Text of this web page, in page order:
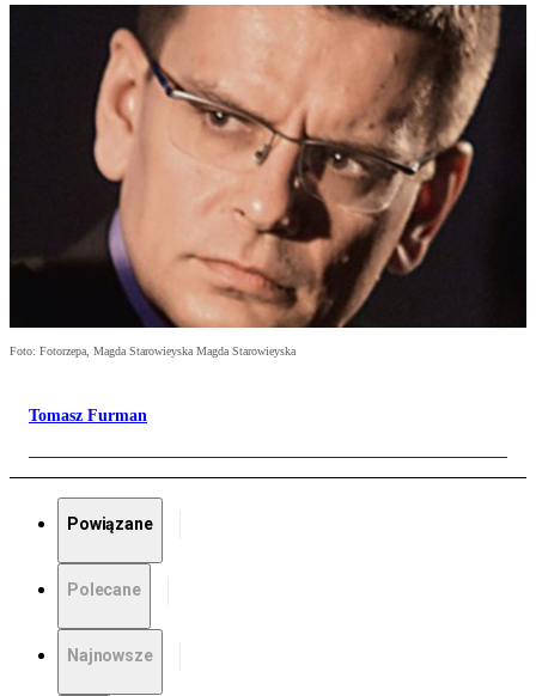
Foto: Fotorzepa, Magda Starowieyska Magda Starowieyska
Tomasz Furman
Powiązane
Polecane
Najnowsze